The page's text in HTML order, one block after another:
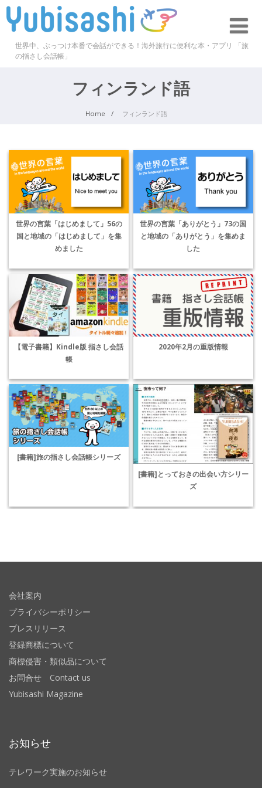
世界中、ぶっつけ本番で会話ができる！海外旅行に便利な本・アプリ 「旅
の指さし会話帳」
フィンランド語
Home フィンランド語
世界の言葉「はじめまして」56の
国と地域の「はじめまして」を集
めました
世界の言葉「ありがとう」73の国
と地域の「ありがとう」を集めま
した
【電子書籍】Kindle版 指さし会話
帳
2020年2月の重版情報
[書籍]旅の指さし会話帳シリーズ
[書籍]とっておきの出会い方シリー
ズ
会社案内
プライバシーポリシー
プレスリリース
登録商標について
商標侵害・類似品について
お問合せ Contact us
Yubisashi Magazine
お知らせ
テレワーク実施のお知らせ